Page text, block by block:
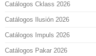
Catálogos Cklass 2026
Catálogos Ilusión 2026
Catálogos Impuls 2026
Catálogos Pakar 2026